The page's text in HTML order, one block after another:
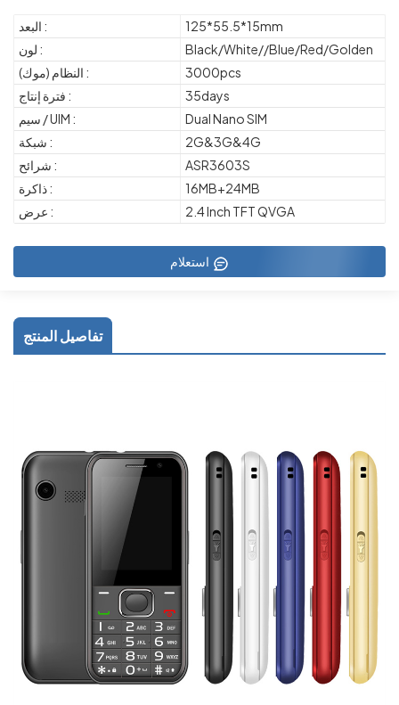
البعد :
125*55.5*15mm
لون :
Black/White//Blue/Red/Golden
النظام (موك) :
3000pcs
فترة إنتاج :
35days
سيم / UIM :
Dual Nano SIM
شبكة :
2G&3G&4G
شرائح :
ASR3603S
ذاكرة :
16MB+24MB
عرض :
2.4 Inch TFT QVGA
تفاصيل المنتج